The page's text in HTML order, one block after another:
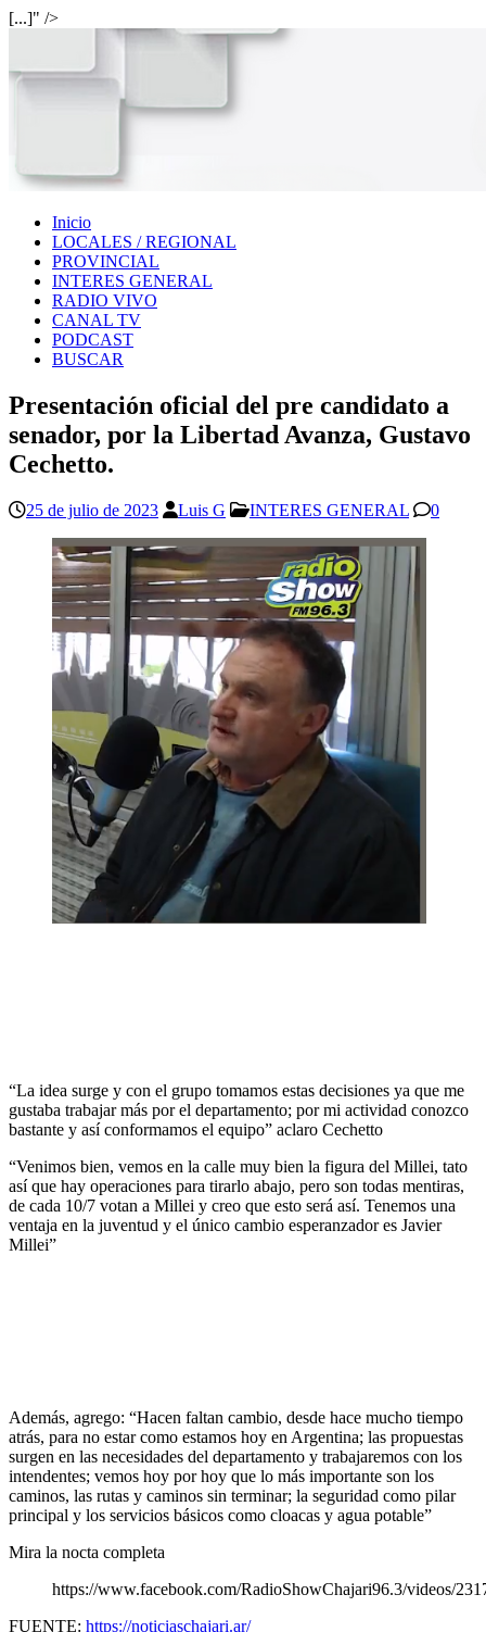
[...]" />
Inicio
LOCALES / REGIONAL
PROVINCIAL
INTERES GENERAL
RADIO VIVO
CANAL TV
PODCAST
BUSCAR
Presentación oficial del pre candidato a
senador, por la Libertad Avanza, Gustavo
Cechetto.
25 de julio de 2023 Luis G INTERES GENERAL 0
“La idea surge y con el grupo tomamos estas decisiones ya que me
gustaba trabajar más por el departamento; por mi actividad conozco
bastante y así conformamos el equipo” aclaro Cechetto
“Venimos bien, vemos en la calle muy bien la figura del Millei, tato
así que hay operaciones para tirarlo abajo, pero son todas mentiras,
de cada 10/7 votan a Millei y creo que esto será así. Tenemos una
ventaja en la juventud y el único cambio esperanzador es Javier
Millei”
Además, agrego: “Hacen faltan cambio, desde hace mucho tiempo
atrás, para no estar como estamos hoy en Argentina; las propuestas
surgen en las necesidades del departamento y trabajaremos con los
intendentes; vemos hoy por hoy que lo más importante son los
caminos, las rutas y caminos sin terminar; la seguridad como pilar
principal y los servicios básicos como cloacas y agua potable”
Mira la nocta completa
https://www.facebook.com/RadioShowChajari96.3/videos/
FUENTE: https://noticiaschajari.ar/